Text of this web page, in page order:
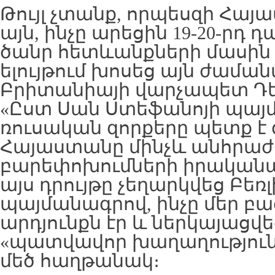
Թույլ չտանք, որպեսզի
այն, ինչը արեցին 19-20-րդ
ծանր հետևանքների մասին
ելույթում խոսեց այն
Բրիտանիայի վարչապետ
«Ըստ Սան Ստեֆանոյի
ռուսական զորքերը պետք է
Հայաստանը մինչև
բարեփոխումների
այս դրույթը չեղարկվեց
պայմանագրով, ինչը մեր
արդյունքն էր և
«պատվավոր
մեծ հաղթանակ։